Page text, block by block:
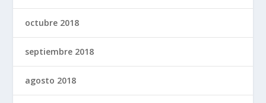
octubre 2018
septiembre 2018
agosto 2018